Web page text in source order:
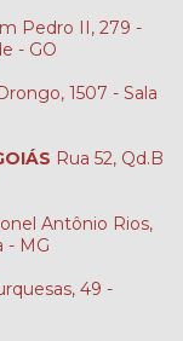
Pedro II, 279 -
- GO
1507 - Sala
Rua 52, Qd.B
Antônio Rios,
- MG
49 -